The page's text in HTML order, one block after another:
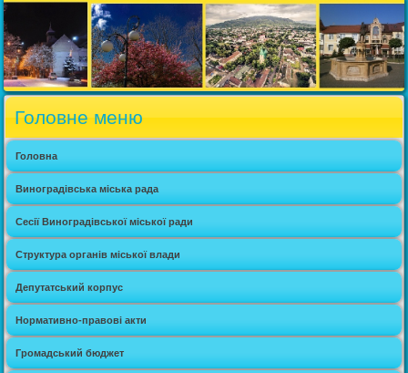
Головне меню
Головна
Виноградівська міська рада
Сесії Виноградівської міської ради
Структура органів міської влади
Депутатський корпус
Нормативно-правові акти
Громадський бюджет